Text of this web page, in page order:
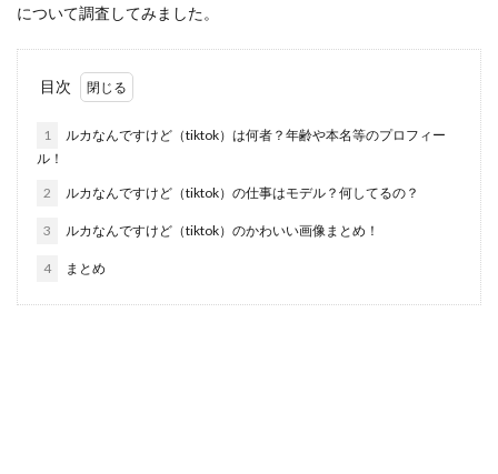
について調査してみました。
目次
1
ルカなんですけど（tiktok）は何者？年齢や本名等のプロフィー
ル！
2 ルカなんですけど（tiktok）の仕事はモデル？何してるの？
3 ルカなんですけど（tiktok）のかわいい画像まとめ！
4 まとめ